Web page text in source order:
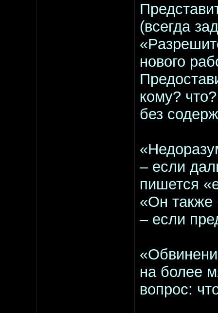
(всегда
нового
кому?
без
– если
пишется
«Он
– если
на более
вопрос: